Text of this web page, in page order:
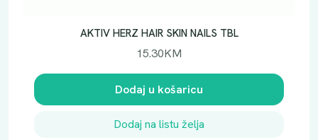
AKTIV HERZ HAIR SKIN NAILS TBL
15.30KM
Dodaj u košaricu
Dodaj na listu želja